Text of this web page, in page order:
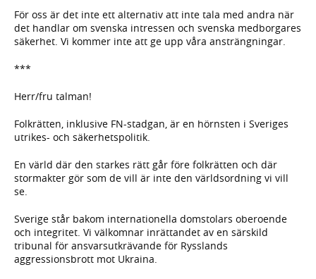
För oss är det inte ett alternativ att inte tala med andra när
det handlar om svenska intressen och svenska medborgares
säkerhet. Vi kommer inte att ge upp våra ansträngningar.
***
Herr/fru talman!
Folkrätten, inklusive FN-stadgan, är en hörnsten i Sveriges
utrikes- och säkerhetspolitik.
En värld där den starkes rätt går före folkrätten och där
stormakter gör som de vill är inte den världsordning vi vill
se.
Sverige står bakom internationella domstolars oberoende
och integritet. Vi välkomnar inrättandet av en särskild
tribunal för ansvarsutkrävande för Rysslands
aggressionsbrott mot Ukraina.